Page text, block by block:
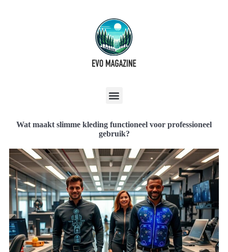
Wat maakt slimme kleding functioneel voor professioneel
gebruik?